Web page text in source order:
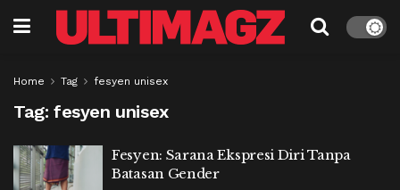
Home Tag fesyen unisex
Tag: fesyen unisex
Fesyen: Sarana Ekspresi Diri Tanpa
Batasan Gender